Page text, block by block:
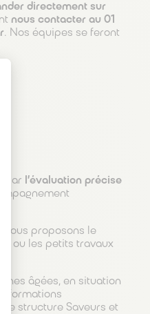
directement sur
nous contacter au 01
. Nos équipes se feront
par l’évaluation précise
nous proposons le
ou les petits travaux
âgées, en situation
structure Saveurs et
: Personnalisez